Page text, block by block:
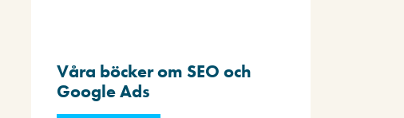
Våra böcker om SEO och
Google Ads